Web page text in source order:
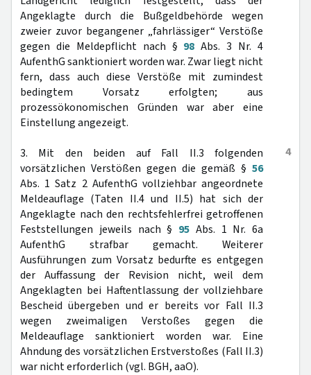
Angeklagte durch die Bußgeldbehörde wegen
zweier zuvor begangener „fahrlässiger“ Verstöße
gegen die Meldepflicht nach § 98 Abs. 3 Nr. 4
AufenthG sanktioniert worden war. Zwar liegt nicht
fern, dass auch diese Verstöße mit zumindest
bedingtem Vorsatz erfolgten; aus
prozessökonomischen Gründen war aber eine
Einstellung angezeigt.
4
3. Mit den beiden auf Fall II.3 folgenden
vorsätzlichen Verstößen gegen die gemäß § 56
Abs. 1 Satz 2 AufenthG vollziehbar angeordnete
Meldeauflage (Taten II.4 und II.5) hat sich der
Angeklagte nach den rechtsfehlerfrei getroffenen
Feststellungen jeweils nach § 95 Abs. 1 Nr. 6a
AufenthG strafbar gemacht. Weiterer
Ausführungen zum Vorsatz bedurfte es entgegen
der Auffassung der Revision nicht, weil dem
Angeklagten bei Haftentlassung der vollziehbare
Bescheid übergeben und er bereits vor Fall II.3
wegen zweimaligen Verstoßes gegen die
Meldeauflage sanktioniert worden war. Eine
Ahndung des vorsätzlichen Erstverstoßes (Fall II.3)
war nicht erforderlich (vgl. BGH, aaO).